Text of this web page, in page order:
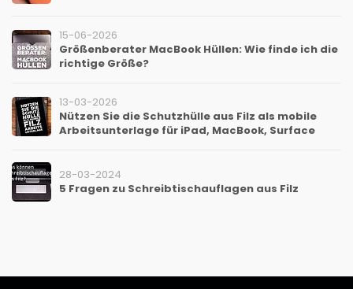
15-06-2026
Größenberater MacBook Hüllen: Wie finde ich die
richtige Größe?
13-03-2026
Nützen Sie die Schutzhülle aus Filz als mobile
Arbeitsunterlage für iPad, MacBook, Surface
28-03-2024
5 Fragen zu Schreibtischauflagen aus Filz